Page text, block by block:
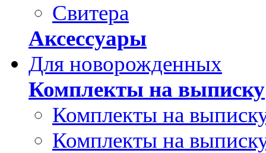
Свитера
Аксессуары
Для новорожденных
Комплекты на выписку
Комплекты на
Комплекты на